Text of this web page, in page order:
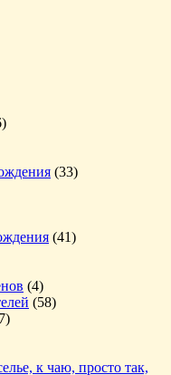
(33)
(41)
(4)
(58)
к чаю, просто так,